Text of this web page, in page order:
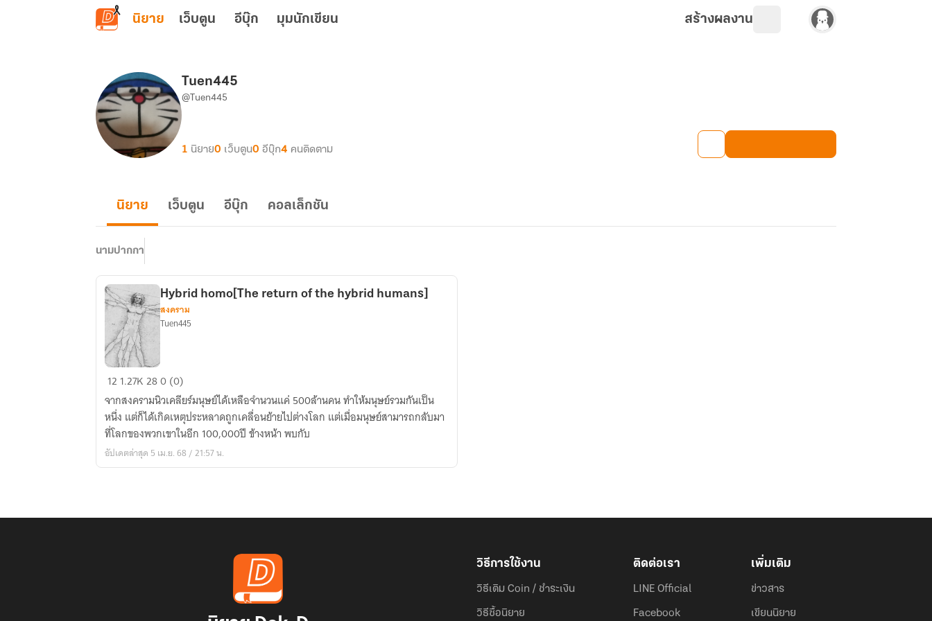
ข้ามไปยังเนื้อหาหลัก
นิยาย เว็บตูน อีบุ๊ก มุมนักเขียน สร้างผลงาน
Tuen445
@Tuen445
1 นิยาย0 เว็บตูน0 อีบุ๊ก4 คนติดตาม
นิยาย เว็บตูน อีบุ๊ก คอลเล็กชัน
นามปากกา
Hybrid
homo[The
return
of
the
hybrid
Hybrid homo[The return of the hybrid humans]
สงคราม
Tuen445
12 1.27K280 (0)
จากสงครามนิวเคลียร์มนุษย์ได้เหลือจำนวนแค่ 500ล้านคน ทำให้มนุษย์รวมกันเป็น
หนึ่ง แต่ก็ได้เกิดเหตุประหลาดถูกเคลื่อนย้ายไปต่างโลก แต่เมื่อมนุษย์สามารถกลับมา
ที่โลกของพวกเขาในอีก 100,000ปี ข้างหน้า พบกับ
อัปเดตล่าสุด 5 เม.ย. 68 / 21:57 น.
วิธีการใช้งาน
วิธีเติม Coin / ชำระเงิน
วิธีซื้อนิยาย
ติดต่อเรา
LINE Official
Facebook
เพิ่มเติม
ข่าวสาร
เขียนนิยาย